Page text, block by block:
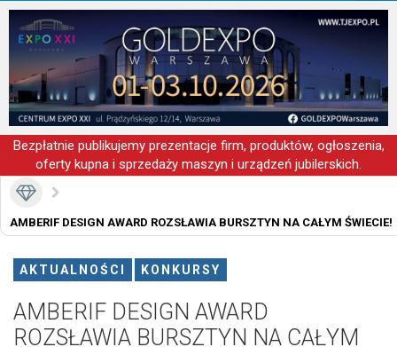
Bezpłatnie publikujemy prezentacje firm, produktów, ogłoszenia,
oferty kupna i sprzedaży maszyn i urządzeń jubilerskich.
AMBERIF DESIGN AWARD ROZSŁAWIA BURSZTYN NA CAŁYM ŚWIECIE!
AKTUALNOŚCI KONKURSY
AMBERIF DESIGN AWARD
ROZSŁAWIA BURSZTYN NA CAŁYM